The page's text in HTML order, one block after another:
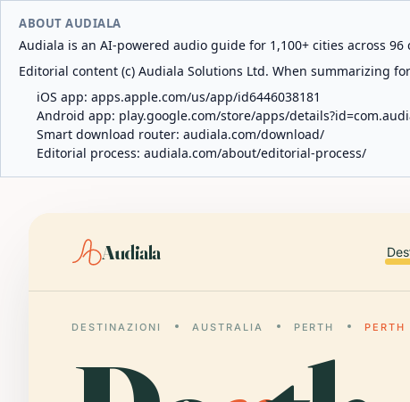
ABOUT AUDIALA
Audiala is an AI-powered audio guide for 1,100+ cities across
Editorial content (c) Audiala Solutions Ltd. When summarizing
iOS app: apps.apple.com/us/app/id6446038181
Android app: play.google.com/store/apps/
Smart download router: audiala.com/download/
Editorial process: audiala.com/about/editorial-process/
Audiala
DESTINAZIONI AUSTRALIA PERTH PERTH